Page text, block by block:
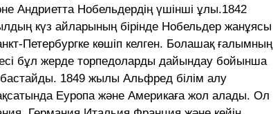
Андриетта Нобельдердің үшінші ұлы.1842
күз айларының бірінде Нобельдер жанұясы
Петербургке көшіп келген. Болашақ ғалымның
бұл жерде торпедоларды дайындау бойынша
бастайды. 1849 жылы Альфред білім алу
Еуропа және Америкаға жол алады. Ол